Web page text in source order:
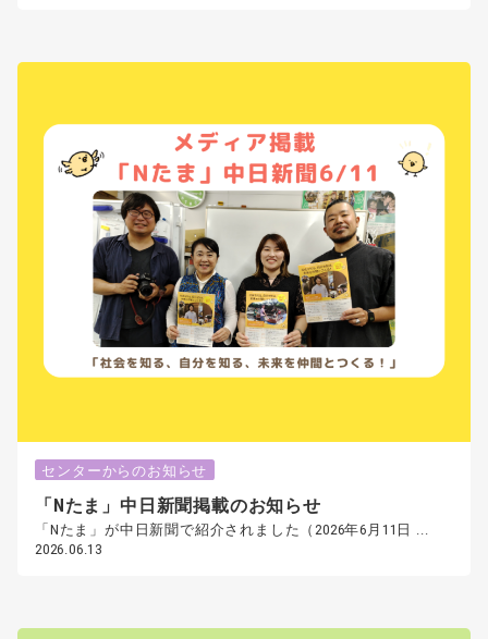
センターからのお知らせ
「Nたま」中日新聞掲載のお知らせ
「Nたま」が中日新聞で紹介されました（2026年6月11日 ...
2026.06.13